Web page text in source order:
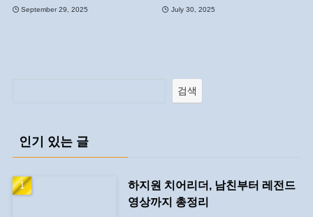
September 29, 2025 July 30, 2025
검색
인기 있는 글
하지원 치어리더, 남친부터 레전드
영상까지 총정리